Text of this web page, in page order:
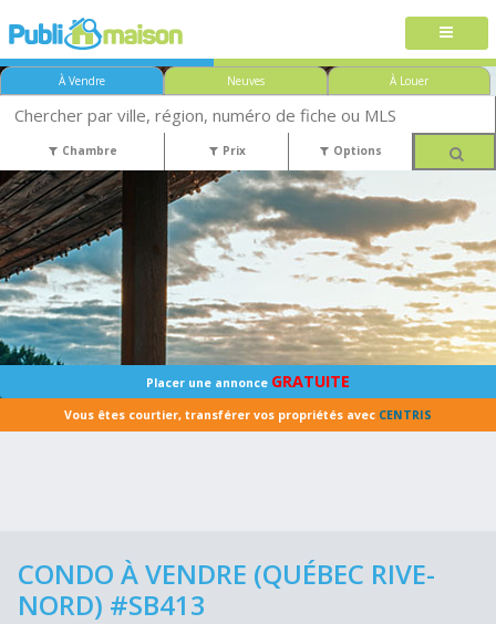
À Vendre Neuves À Louer
Chambre Prix Options
Placer une annonce GRATUITE
Vous êtes courtier, transférer vos propriétés avec CENTRIS
CONDO À VENDRE (QUÉBEC RIVE-
NORD) #SB413